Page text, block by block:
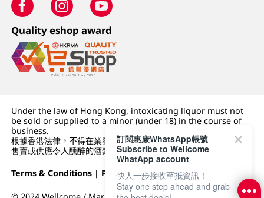
Quality eshop award
Under the law of Hong Kong, intoxicating liquor must not
be sold or supplied to a minor (under 18) in the course of
business.
根據香港法律，不得在業務過程中，向未成年人 (18 歲以下人士)
售賣或供應令人醺醉的酒類。
Terms & Conditions | Privacy Policy|DFI Retail Group
訂閱惠康WhatsApp帳號
Subscribe to Wellcome
WhatApp account
快人一步接收至抵資訊！
Stay one step ahead and grab